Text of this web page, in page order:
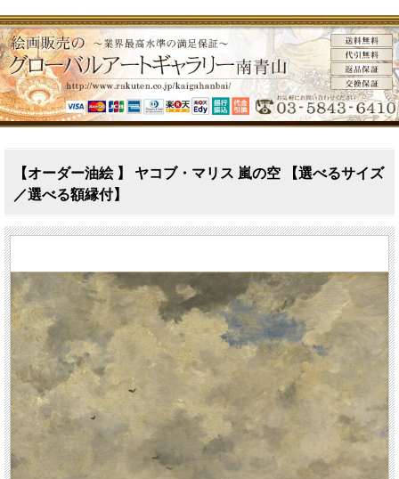
【オーダー油絵 】 ヤコブ・マリス 嵐の空 【選べるサイズ
／選べる額縁付】